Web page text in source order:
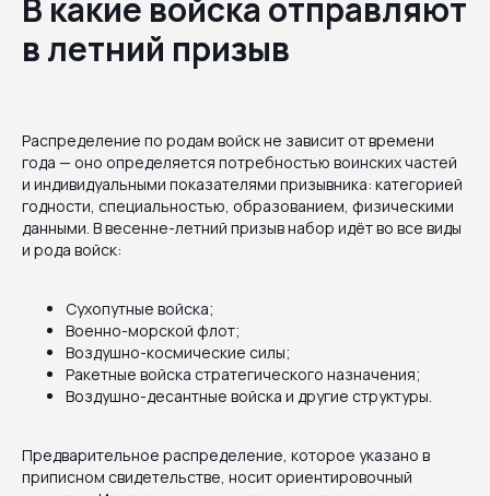
В какие войска отправляют
в летний призыв
Распределение по родам войск не зависит от времени
года — оно определяется потребностью воинских частей
и индивидуальными показателями призывника: категорией
годности, специальностью, образованием, физическими
данными. В весенне-летний призыв набор идёт во все виды
и рода войск:
Сухопутные войска;
Военно-морской флот;
Воздушно-космические силы;
Ракетные войска стратегического назначения;
Воздушно-десантные войска и другие структуры.
Предварительное распределение, которое указано в
приписном свидетельстве, носит ориентировочный